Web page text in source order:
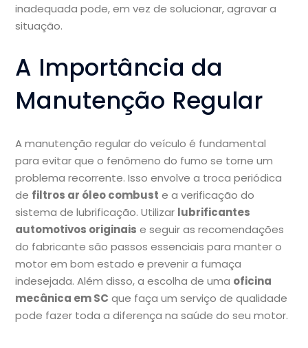
inadequada pode, em vez de solucionar, agravar a
situação.
A Importância da
Manutenção Regular
A manutenção regular do veículo é fundamental
para evitar que o fenômeno do fumo se torne um
problema recorrente. Isso envolve a troca periódica
de filtros ar óleo combust e a verificação do
sistema de lubrificação. Utilizar lubrificantes
automotivos originais e seguir as recomendações
do fabricante são passos essenciais para manter o
motor em bom estado e prevenir a fumaça
indesejada. Além disso, a escolha de uma oficina
mecânica em SC que faça um serviço de qualidade
pode fazer toda a diferença na saúde do seu motor.